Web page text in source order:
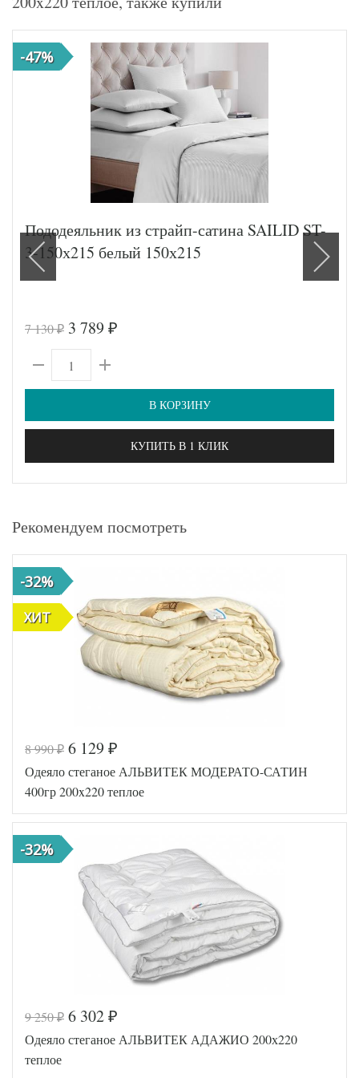
-47%
Пододеяльник из страйп-сатина SAILID ST-
3-150х215 белый 150х215
7 130₽ 3 789 ₽
В КОРЗИНУ
КУПИТЬ В 1 КЛИК
Рекомендуем посмотреть
-32%
ХИТ
ХИТ
Код товара
517-987
Артикул
AL460704
8 990₽ 6 129 ₽
Одеяло стеганое АЛЬВИТЕК МОДЕРАТО-САТИН
400гр 200x220 теплое
-32%
9 250₽ 6 302 ₽
Одеяло стеганое АЛЬВИТЕК АДАЖИО 200х220
теплое